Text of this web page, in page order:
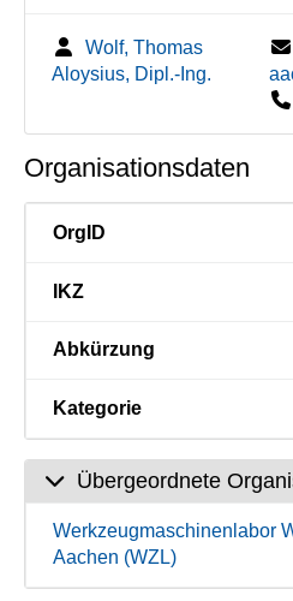
Wolf, Thomas
Aloysius, Dipl.-Ing.
Organisationsdaten
OrgID
IKZ
Abkürzung
Kategorie
Übergeordnete
Werkzeugmaschinenlabor
Aachen (WZL)